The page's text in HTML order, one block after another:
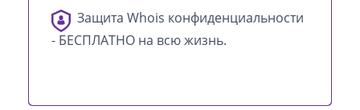
Защита Whois конфиденциальности
- БЕСПЛАТНО на всю жизнь.